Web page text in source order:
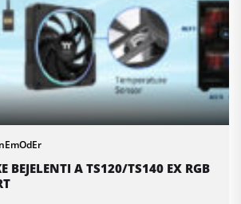
BEJELENTI A TS120/TS140 EX RGB